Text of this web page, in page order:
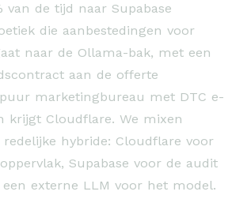
van de tijd naar Supabase
die aanbestedingen voor
naar de Ollama-bak, met een
aan de offerte
marketingbureau met DTC e-
krijgt Cloudflare. We mixen
hybride: Cloudflare voor
Supabase voor de audit
externe LLM voor het model.